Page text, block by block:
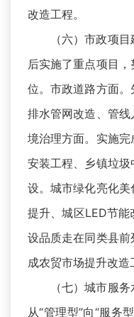
改造工程。
（六）市政项
后实施了重点项目
位。市政道路方面。
排水管网改造、管
境治理方面。实施
安装工程、乡镇垃
设。城市绿化亮化
提升、城区LED节
设品质走在同类县
成农贸市场提升改造
（七）城市服
从“管理型”向“服务